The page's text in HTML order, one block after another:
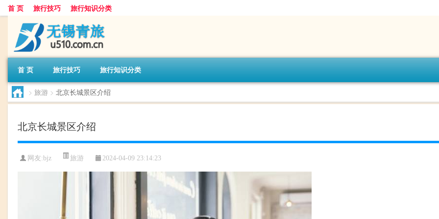
首 页 旅行技巧 旅行知识分类
首 页 旅行技巧 旅行知识分类
> 旅游 > 北京长城景区介绍
北京长城景区介绍
网友:bjz 旅游 2024-04-09 23:14:23